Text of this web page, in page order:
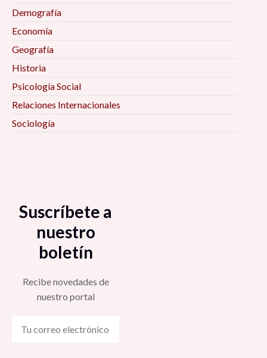
Demografía
Economía
Geografía
Historia
Psicología Social
Relaciones Internacionales
Sociología
Suscríbete a
nuestro
boletín
Recibe novedades de
nuestro portal